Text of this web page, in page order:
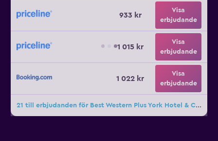
933 kr
Visa
erbjudande
1 015 kr
Visa
erbjudande
1 022 kr
Visa
erbjudande
21 till erbjudanden för Best Western Plus York Hotel & Conference Center